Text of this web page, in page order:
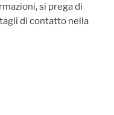
si prega di
di contatto nella